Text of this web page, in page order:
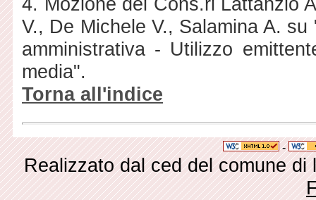
V., De Michele V., Salamina A.
amministrativa - Utilizzo
media".
Torna all'indice
-
Realizzato dal ced del comune